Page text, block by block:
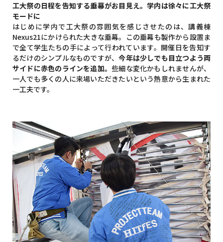
工大祭の日程を告知する垂幕がお目見え。学内は徐々に工大祭
モードに
はじめに学内で工大祭の雰囲気を感じさせたのは、講義棟
Nexus21にかけられた大きな垂幕。この垂幕も製作から設置ま
で全て学生たちの手によって行われています。開催日を告知す
るだけのシンプルなものですが、今年は少しでも目立つよう両
サイドに赤色のラインを追加。 些細な変化かもしれませんが、
一人でも多くの人に来場いただきたいという熱意から生まれた
一工夫です。